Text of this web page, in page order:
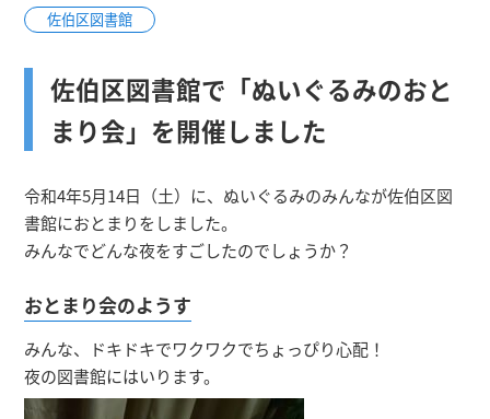
佐伯区図書館
佐伯区図書館で「ぬいぐるみのおと
まり会」を開催しました
令和4年5月14日（土）に、ぬいぐるみのみんなが佐伯区図
書館におとまりをしました。
みんなでどんな夜をすごしたのでしょうか？
おとまり会のようす
みんな、ドキドキでワクワクでちょっぴり心配！
夜の図書館にはいります。